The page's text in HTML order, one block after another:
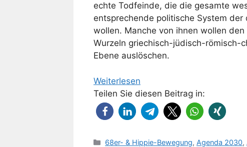
echte Todfeinde, die die gesamte
entsprechende politische System
wollen. Manche von ihnen wollen
Wurzeln griechisch-jüdisch-römisch-
Ebene auslöschen.
Weiterlesen
Teilen Sie diesen Beitrag in:
Kategorien
68er- & Hippie-Bewegung, Agenda 2030,